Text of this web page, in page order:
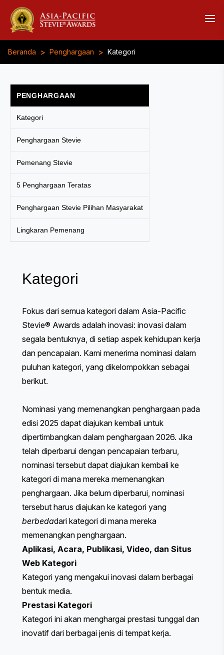
Beranda > Penghargaan > Kategori
PENGHARGAAN
Kategori
Penghargaan Stevie
Pemenang Stevie
5 Penghargaan Teratas
Penghargaan Stevie Pilihan Masyarakat
Lingkaran Pemenang
Kategori
Fokus dari semua kategori dalam Asia-Pacific
Stevie® Awards adalah inovasi: inovasi dalam
segala bentuknya, di setiap aspek kehidupan kerja
dan pencapaian. Kami menerima nominasi dalam
puluhan kategori, yang dikelompokkan sebagai
berikut.
Nominasi yang memenangkan penghargaan pada
edisi 2025 dapat diajukan kembali untuk
dipertimbangkan dalam penghargaan 2026. Jika
telah diperbarui dengan pencapaian terbaru,
nominasi tersebut dapat diajukan kembali ke
kategori di mana mereka memenangkan
penghargaan. Jika belum diperbarui, nominasi
tersebut harus diajukan ke kategori yang
berbedadari kategori di mana mereka
memenangkan penghargaan.
Aplikasi, Acara, Publikasi, Video, dan Situs
Web Kategori
Kategori yang mengakui inovasi dalam berbagai
bentuk media.
Prestasi Kategori
Kategori ini akan menghargai prestasi tunggal dan
inovatif dari berbagai jenis di tempat kerja.